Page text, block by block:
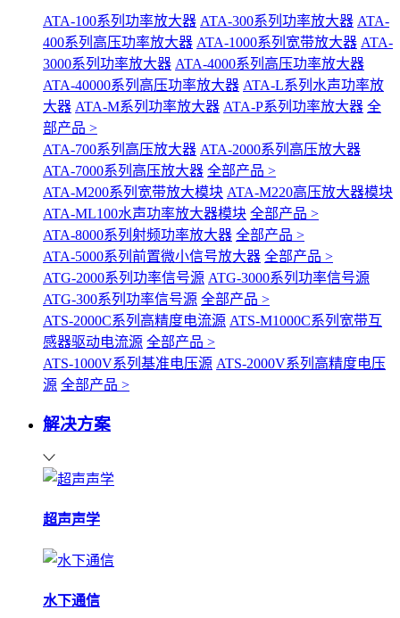
ATA-100系列功率放大器 ATA-300系列功率放大器 ATA-
400系列高压功率放大器 ATA-1000系列宽带放大器 ATA-
3000系列功率放大器 ATA-4000系列高压功率放大器
ATA-40000系列高压功率放大器 ATA-L系列水声功率放
大器 ATA-M系列功率放大器 ATA-P系列功率放大器 全
部产品 >
ATA-700系列高压放大器 ATA-2000系列高压放大器
ATA-7000系列高压放大器 全部产品 >
ATA-M200系列宽带放大模块 ATA-M220高压放大器模块
ATA-ML100水声功率放大器模块 全部产品 >
ATA-8000系列射频功率放大器 全部产品 >
ATA-5000系列前置微小信号放大器 全部产品 >
ATG-2000系列功率信号源 ATG-3000系列功率信号源
ATG-300系列功率信号源 全部产品 >
ATS-2000C系列高精度电流源 ATS-M1000C系列宽带互
感器驱动电流源 全部产品 >
ATS-1000V系列基准电压源 ATS-2000V系列高精度电压
源 全部产品 >
解决方案
超声声学
水下通信